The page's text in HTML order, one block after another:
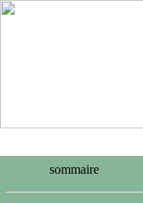
sommaire